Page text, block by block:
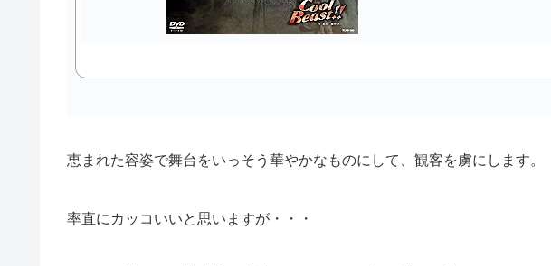
恵まれた容姿で舞台をいっそう華やかなものにして、観客を虜にします。
率直にカッコいいと思いますが・・・